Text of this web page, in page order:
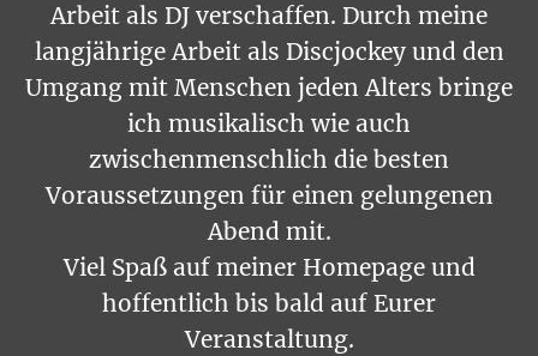
Arbeit als DJ verschaffen. Durch meine
langjährige Arbeit als Discjockey und den
Umgang mit Menschen jeden Alters bringe
ich musikalisch wie auch
zwischenmenschlich die besten
Voraussetzungen für einen gelungenen
Abend mit.
Viel Spaß auf meiner Homepage und
hoffentlich bis bald auf Eurer
Veranstaltung.